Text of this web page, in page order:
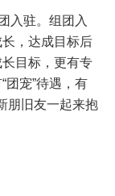
入驻。组团入
，达成目标后
目标，更有专
团宠”待遇，有
朋旧友一起来抱